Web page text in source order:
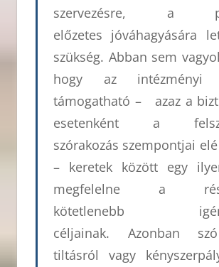
szervezésre, a
előzetes jóváhagyására
szükség. Abban sem
hogy az intézményi
támogatható – azaz a
esetenként a
szórakozás szempontjai
– keretek között egy
megfelelne a
kötetlenebb
céljainak. Azonban
tiltásról vagy